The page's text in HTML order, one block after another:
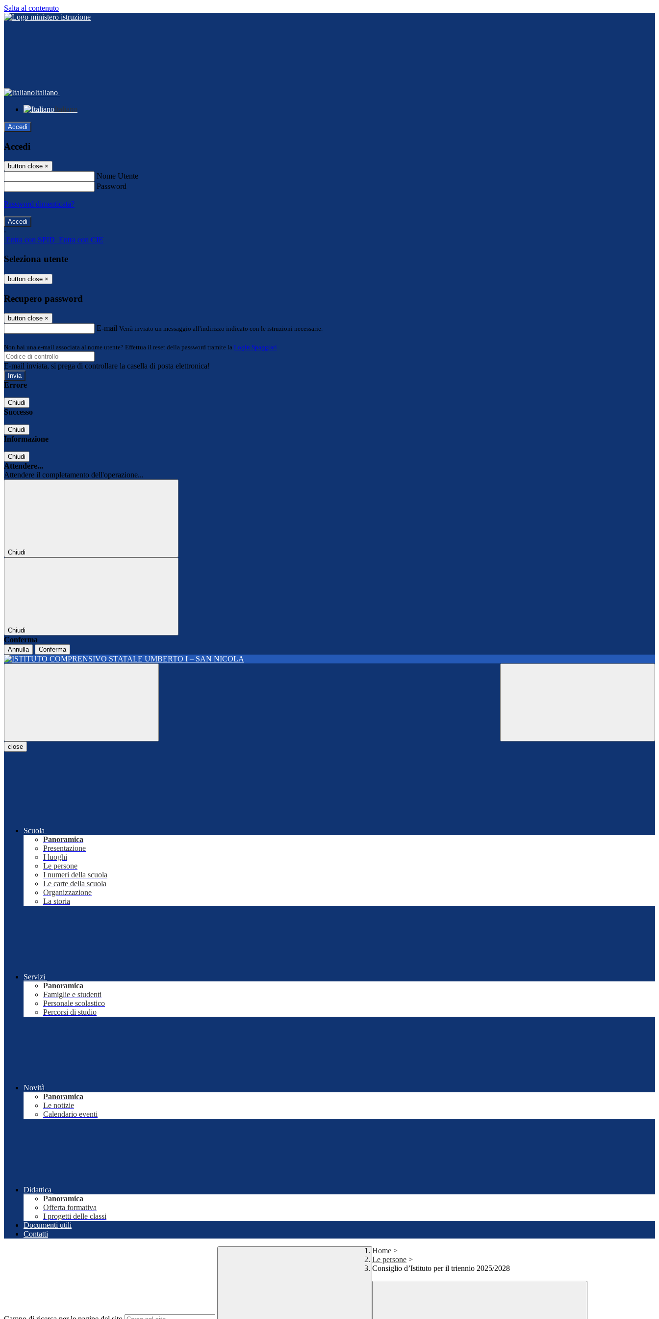
Salta al contenuto
Italiano
Italiano
Accedi
Accedi
button close ×
Nome Utente
Password
Password dimenticata?
-
Entra con SPID Entra con CIE
Seleziona utente
button close ×
Recupero password
button close ×
E-mail Verrà inviato un messaggio all'indirizzo indicato con le istruzioni necessarie.
Non hai una e-mail associata al nome utente? Effettua il reset della password tramite la Login Spaggiari
E-mail inviata, si prega di controllare la casella di posta elettronica!
Errore
Chiudi
Successo
Chiudi
Informazione
Chiudi
Attendere...
Attendere il completamento dell'operazione...
Chiudi
Chiudi
Conferma
Annulla Conferma
close
Scuola
Panoramica
Presentazione
I luoghi
Le persone
I numeri della scuola
Le carte della scuola
Organizzazione
La storia
Servizi
Panoramica
Famiglie e studenti
Personale scolastico
Percorsi di studio
Novità
Panoramica
Le notizie
Calendario eventi
Didattica
Panoramica
Offerta formativa
I progetti delle classi
Documenti utili
Contatti
Home >
Le persone >
Consiglio d’Istituto per il triennio 2025/2028